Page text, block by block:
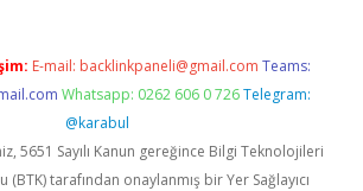
E-mail: backlinkpaneli@gmail.com Teams:
Whatsapp: 0262 606 0 726 Telegram:
@karabul
5651 Sayılı Kanun gereğince Bilgi Teknolojileri
tarafından onaylanmış bir Yer Sağlayıcı